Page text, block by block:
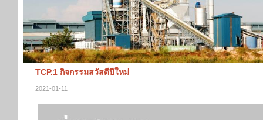
TCP.1 กิจกรรมสวัสดีปีใหม่
2021-01-11